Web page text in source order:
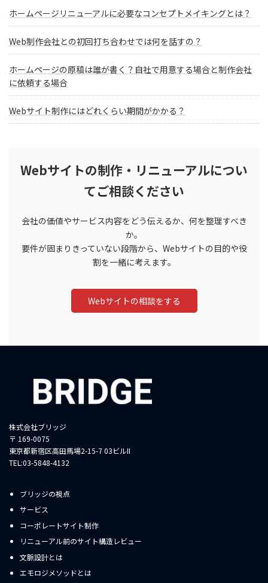
ホームページリニューアルに必要なコンセプトメイキングとは？
Web制作会社との初回打ち合わせでは何を話すの？
ホームページの原稿は誰が書く？自社で用意する場合と制作会社
に依頼する場合
Webサイト制作にはどれくらい期間がかかる？
Webサイトの制作・リニューアルについ
てご相談ください
会社の価値やサービス内容をどう伝えるか、何を整理すべき
か。
要件が固まりきっていない段階から、Webサイトの目的や役
割を一緒に考えます。
Webサイトの相談をする
株式会社ブリッジ
〒 169-0075
東京都新宿区高田馬場2-15-7 03ビルII
TEL:03-5848-4132
ブリッジの視点
サービス
コーポレートサイト制作
リニューアル前のサイト構造レビュー
文脈設計とは
エモロジメソッドとは